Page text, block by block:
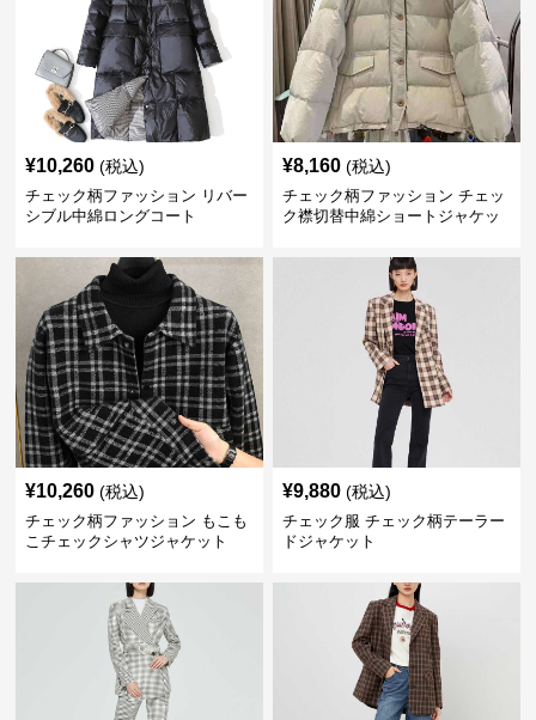
¥10,260 (税込)
チェック柄ファッション リバー
シブル中綿ロングコート
¥8,160 (税込)
チェック柄ファッション チェッ
ク襟切替中綿ショートジャケッ
¥10,260 (税込)
チェック柄ファッション もこも
こチェックシャツジャケット
¥9,880 (税込)
チェック服 チェック柄テーラー
ドジャケット